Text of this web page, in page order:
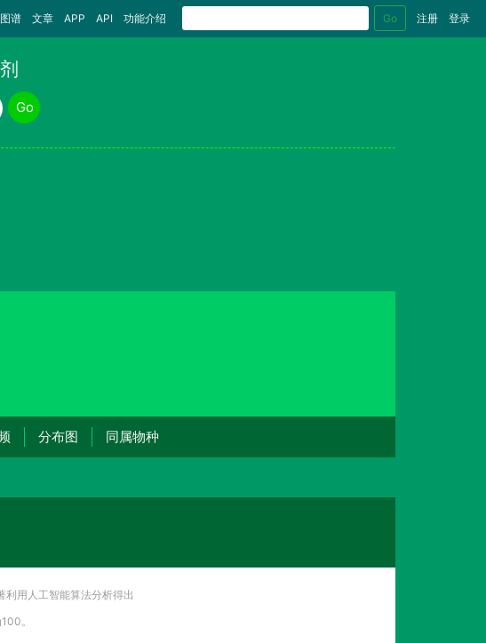
谱 文章 APP API 功能介绍 Go 注册 登录
Go
分布图 同属物种
用人工智能算法分析得出
。